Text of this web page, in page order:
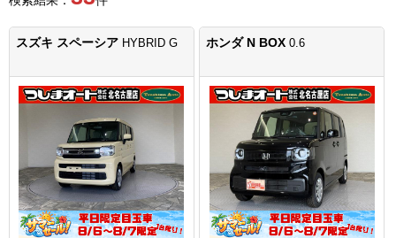
スズキ スペーシア HYBRID G ホンダ N BOX0.6